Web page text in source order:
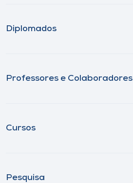
Diplomados
Professores e Colaboradores
Cursos
Pesquisa